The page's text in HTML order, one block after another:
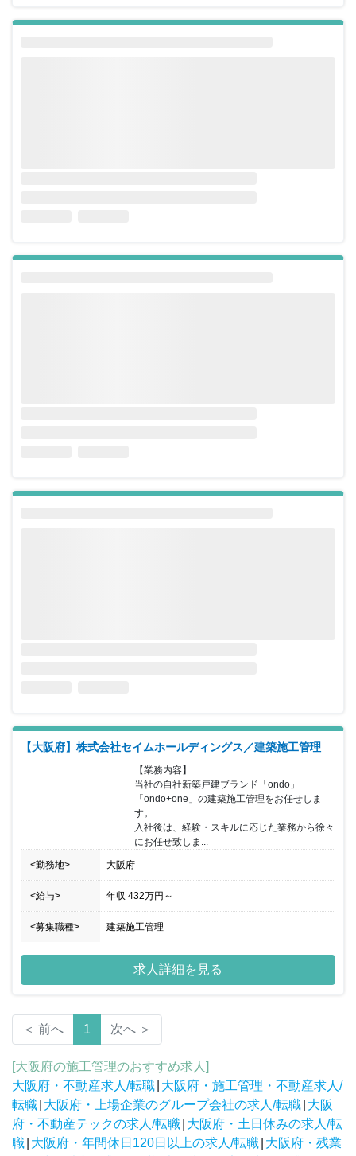
【大阪府】株式会社セイムホールディングス／建築施工管理
【業務内容】
当社の自社新築戸建ブランド「ondo」
「ondo+one」の建築施工管理をお任せしま
す。
入社後は、経験・スキルに応じた業務から徐々
にお任せ致しま...
<勤務地> 大阪府
<給与> 年収 432万円 ～
<募集職種> 建築施工管理
求人詳細を見る
＜ 前へ 1 次へ ＞
[大阪府の施工管理のおすすめ求人]
大阪府・不動産求人/転職 大阪府・施工管理・不動産求人/
転職 大阪府・上場企業のグループ会社の求人/転職 大阪
府・不動産テックの求人/転職 大阪府・土日休みの求人/転
職 大阪府・年間休日120日以上の求人/転職 大阪府・残業